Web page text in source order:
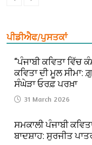
ਪੀਡੀਐਫ/ਪੁਸਤਕਾਂ
“ਪੰਜਾਬੀ ਕਵਿਤਾ ਵਿੱਚ
ਕਵਿਤਾ ਦੀ ਮੂਲ ਸੀਮਾ:
ਸੰਘੇੜਾ ਓਰਫ਼ ਪਰਖ਼ਾ
31 March 2026
ਸਮਕਾਲੀ ਪੰਜਾਬੀ
ਬਾਦਸ਼ਾਹ: ਸੁਰਜੀਤ